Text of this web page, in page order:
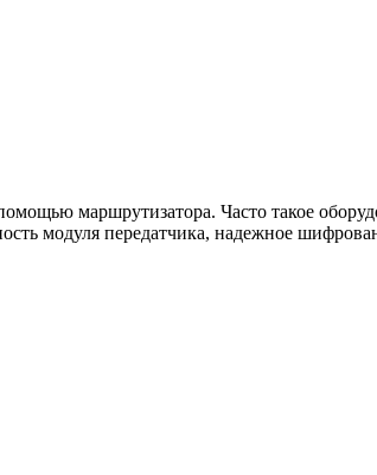
маршрутизатора. Часто такое
модуля передатчика, надежное